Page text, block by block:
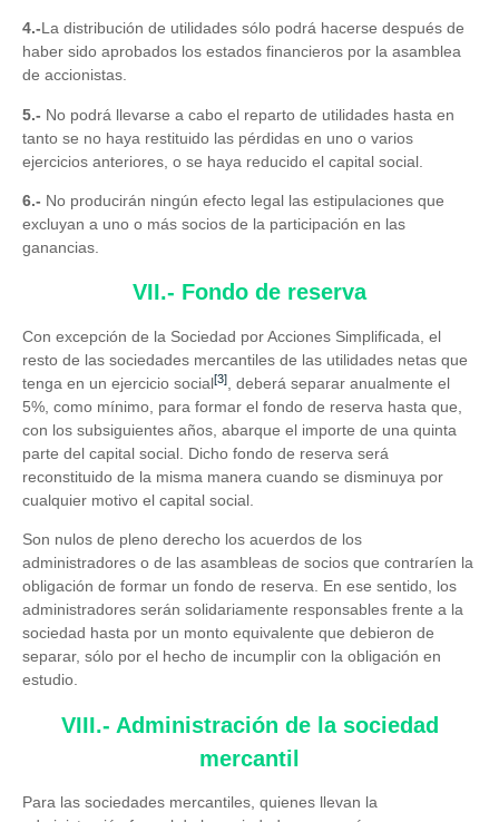
4.-La distribución de utilidades sólo podrá hacerse después de
haber sido aprobados los estados financieros por la asamblea
de accionistas.
5.- No podrá llevarse a cabo el reparto de utilidades hasta en
tanto se no haya restituido las pérdidas en uno o varios
ejercicios anteriores, o se haya reducido el capital social.
6.- No producirán ningún efecto legal las estipulaciones que
excluyan a uno o más socios de la participación en las
ganancias.
VII.- Fondo de reserva
Con excepción de la Sociedad por Acciones Simplificada, el
resto de las sociedades mercantiles de las utilidades netas que
tenga en un ejercicio social[3]
, deberá separar anualmente el
5%, como mínimo, para formar el fondo de reserva hasta que,
con los subsiguientes años, abarque el importe de una quinta
parte del capital social. Dicho fondo de reserva será
reconstituido de la misma manera cuando se disminuya por
cualquier motivo el capital social.
Son nulos de pleno derecho los acuerdos de los
administradores o de las asambleas de socios que contraríen la
obligación de formar un fondo de reserva. En ese sentido, los
administradores serán solidariamente responsables frente a la
sociedad hasta por un monto equivalente que debieron de
separar, sólo por el hecho de incumplir con la obligación en
estudio.
VIII.- Administración de la sociedad
mercantil
Para las sociedades mercantiles, quienes llevan la